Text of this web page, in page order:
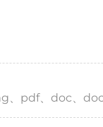
pdf、doc、